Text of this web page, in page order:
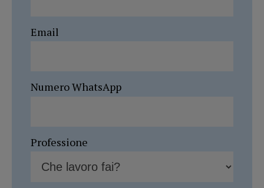
Email
Numero WhatsApp
Professione